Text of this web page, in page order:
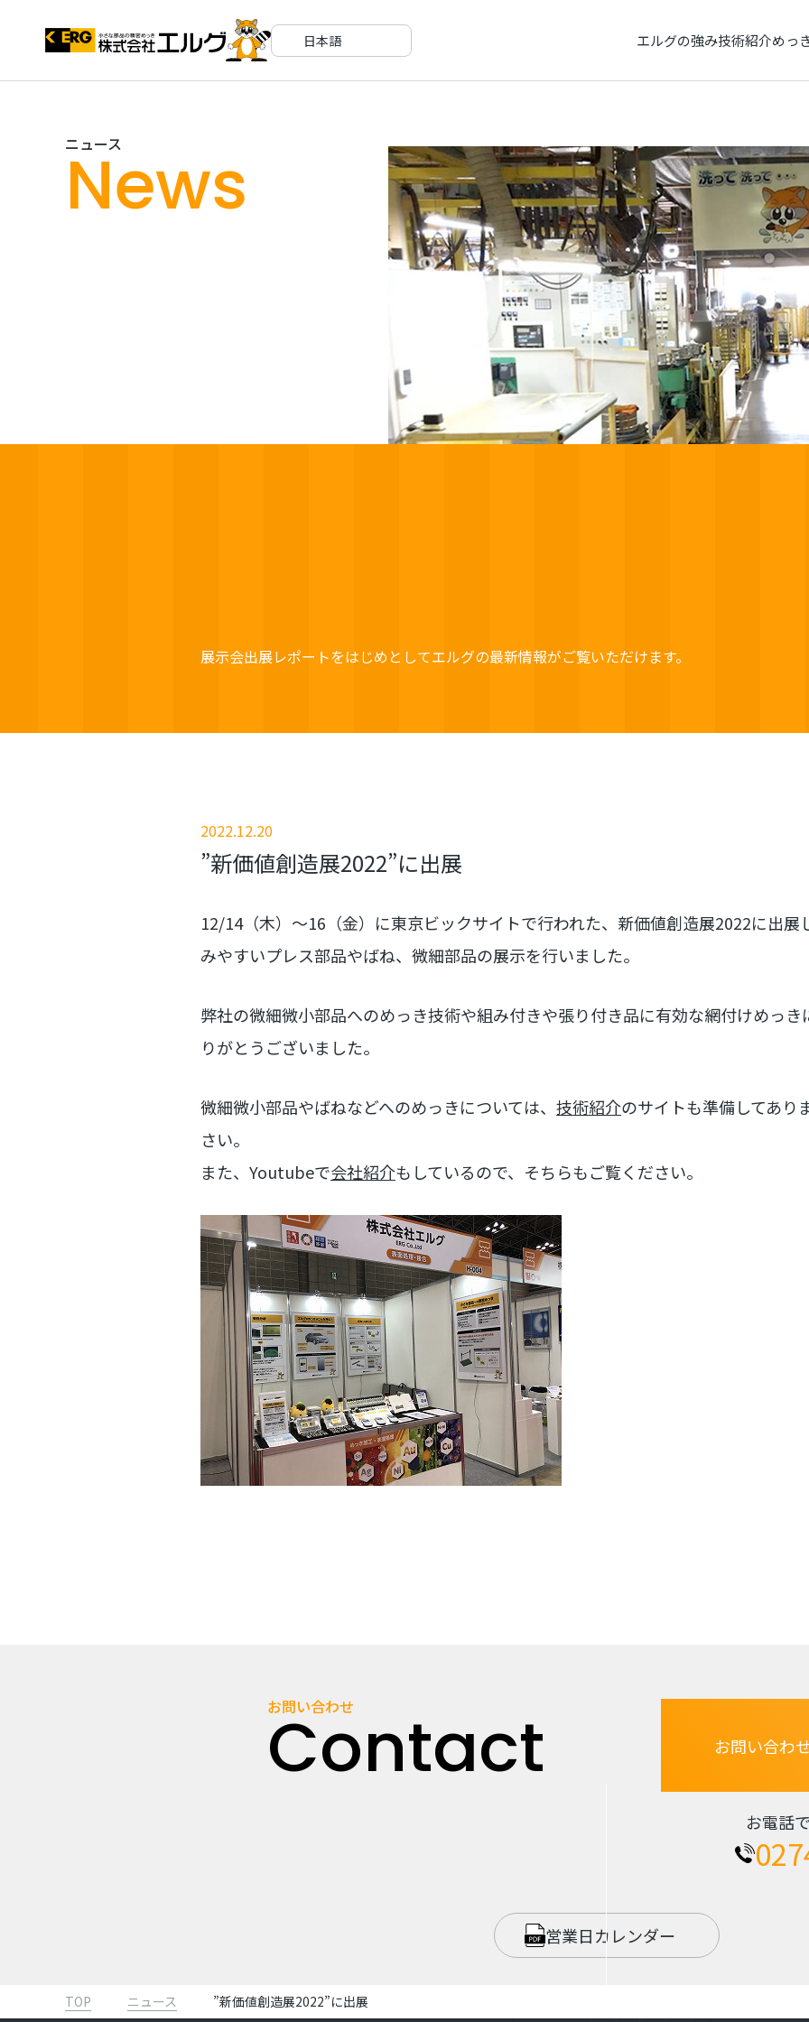
エルグの強み技術紹介めっ
ニュース
News
展示会出展レポートをはじめとしてエルグの最新情報がご覧いただけます。
2022.12.20
”新価値創造展2022”に出展
12/14（木）～16（金）に東京ビックサイトで行われた、新価値創造展2022に出
みやすいプレス部品やばね、微細部品の展示を行いました。
弊社の微細微小部品へのめっき技術や組み付きや張り付き品に有効な網付けめっ
りがとうございました。
微細微小部品やばねなどへのめっきについては、 技術紹介のサイトも準備してあり
さい。
また、Youtubeで会社紹介もしているので、そちらもご覧ください。
お問い合わせ
Contact お問い合わ
お電話
営業日カレンダー
TOP ニュース ”新価値創造展2022”に出展